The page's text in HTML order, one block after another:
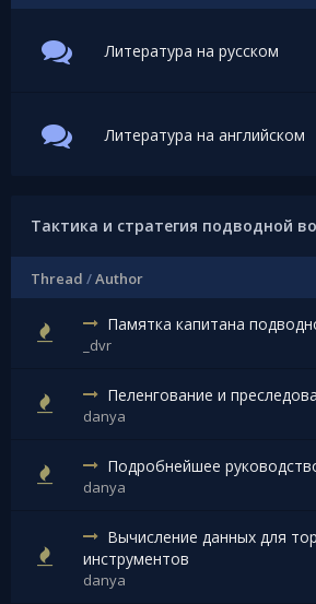
Литература на русском
Литература на английском
Тактика и стратегия подводной
Thread /Author
Памятка капитана
_dvr
Пеленгование и
danya
Подробнейшее
danya
Вычисление данных для
инструментов
danya